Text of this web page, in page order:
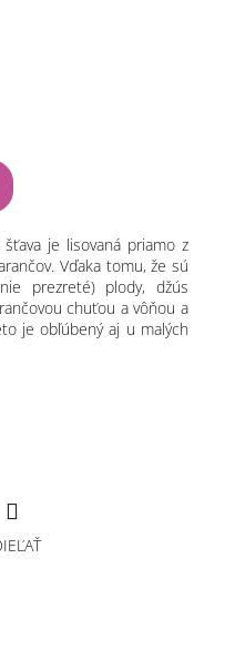
je lisovaná priamo z
Vďaka tomu, že sú
prezreté) plody, džús
chuťou a vôňou a
je obľúbený aj u malých